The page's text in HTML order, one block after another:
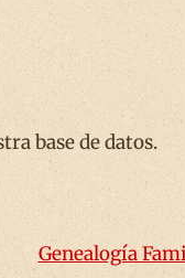
base de datos.
Genealogía